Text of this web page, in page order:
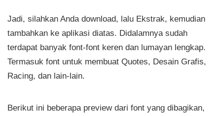
Jadi, silahkan Anda download, lalu Ekstrak, kemudian
tambahkan ke aplikasi diatas. Didalamnya sudah
terdapat banyak font-font keren dan lumayan lengkap.
Termasuk font untuk membuat Quotes, Desain Grafis,
Racing, dan lain-lain.
Berikut ini beberapa preview dari font yang dibagikan,